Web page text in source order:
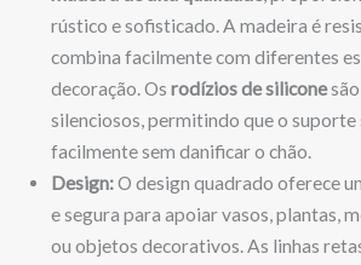
rústico e sofisticado. A madeira é
combina facilmente com diferentes
decoração. Osrodízios de siliconesão
silenciosos, permitindo que o suporte
facilmente sem danificar o chão.
Design:O design quadrado oferece
e segura para apoiar vasos, plantas,
ou objetos decorativos. As linhas